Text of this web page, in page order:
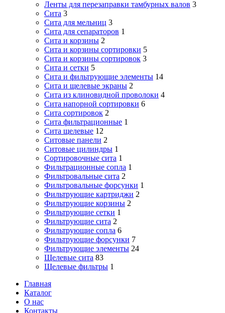
Ленты для перезаправки тамбурных валов 3
Сита 3
Сита для мельниц 3
Сита для сепараторов 1
Сита и корзины 2
Сита и корзины сортировки 5
Сита и корзины сортировок 3
Сита и сетки 5
Сита и фильтрующие элементы 14
Сита и щелевые экраны 2
Сита из клиновидной проволоки 4
Сита напорной сортировки 6
Сита сортировок 2
Сита фильтрационные 1
Сита щелевые 12
Ситовые панели 2
Ситовые цилиндры 1
Сортировочные сита 1
Фильтрационные сопла 1
Фильтровальные сита 2
Фильтровальные форсунки 1
Фильтрующие картриджи 2
Фильтрующие корзины 2
Фильтрующие сетки 1
Фильтрующие сита 2
Фильтрующие сопла 6
Фильтрующие форсунки 7
Фильтрующие элементы 24
Щелевые сита 83
Щелевые фильтры 1
Главная
Каталог
О нас
Контакты